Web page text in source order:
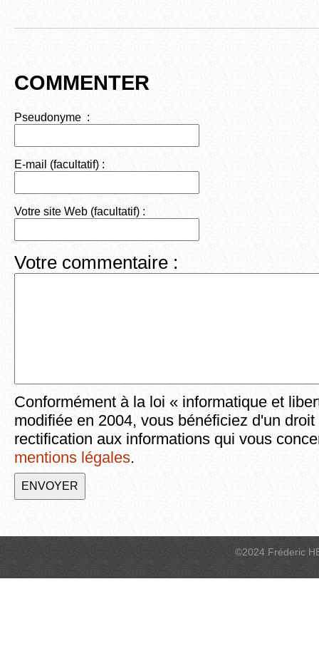
o
COMMENTER
Pseudonyme :
E-mail (facultatif) :
Votre site Web (facultatif) :
Votre commentaire :
Conformément à la loi « informatique et
modifiée en 2004, vous bénéficiez d'un
rectification aux informations qui vous
mentions légales.
©2024 Fréderic